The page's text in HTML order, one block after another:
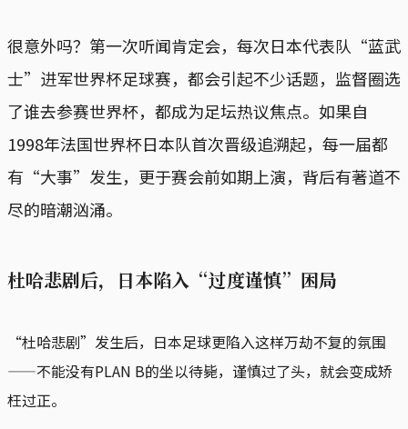
很意外吗？第一次听闻肯定会，每次日本代表队“蓝武
士”进军世界杯足球赛，都会引起不少话题，监督圈选
了谁去参赛世界杯，都成为足坛热议焦点。如果自
1998年法国世界杯日本队首次晋级追溯起，每一届都
有“大事”发生，更于赛会前如期上演，背后有著道不
尽的暗潮汹涌。
杜哈悲剧后，日本陷入“过度谨慎”困局
“杜哈悲剧”发生后，日本足球更陷入这样万劫不复的氛围
——不能没有PLAN B的坐以待毙，谨慎过了头，就会变成矫
枉过正。